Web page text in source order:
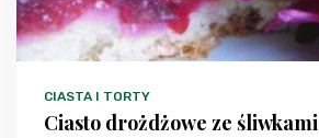
CIASTA I TORTY
Ciasto drożdżowe ze śliwkami